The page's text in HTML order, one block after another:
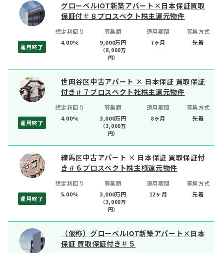
グローベルIOT新築アパート×日本保証買取
保証付＃８プロスペクト株主還元物件
運用終了
想定利回り
4.00%
募集額
9,000万円
（8,000万
円）
運用期間
7ヶ月
募集方式
先着
世田谷区中古アパート × 日本保証 買取保証
付き＃７プロスペクト社株主還元物件
運用終了
想定利回り
4.00%
募集額
3,000万円
（3,000万
円）
運用期間
8ヶ月
募集方式
先着
練馬区中古アパート × 日本保証 買取保証付
き＃６プロスペクト株主様還元物件
運用終了
想定利回り
5.00%
募集額
3,000万円
（3,000万
円）
運用期間
12ヶ月
募集方式
先着
（仮称）グローベルIOT新築アパート×日本
保証 買取保証付き＃５